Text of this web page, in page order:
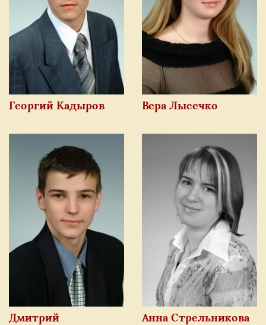
Даниил Межвинский
Алиса Тулупова
Артемий Шляпников
Анна Автомонова
Олег Кортюков
Трой Краснов
Александр Майоров
Андрей Роговой
Климентий Семенков
Ксения Соколова
Наталья Вилькен
Илья Волов
Глеб Ларин
Марина Мартиросян
Тимофей Шатный
Фёдор Дробот
Георгий Кадыров Вера Лысечко
Дмитрий
Анна Стрельникова